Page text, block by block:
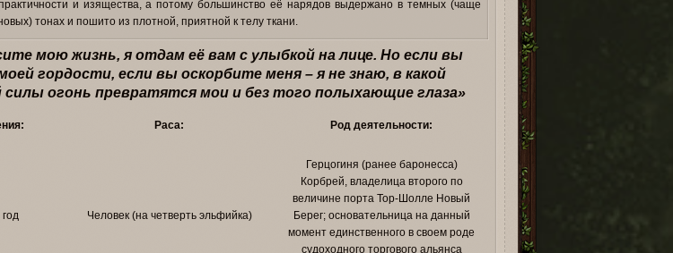
и изящества, а потому большинство её нарядов выдержано в темных (чаще
тонах и пошито из плотной, приятной к телу ткани.
мою жизнь, я отдам её вам с улыбкой на лице. Но если вы
гордости, если вы оскорбите меня – я не знаю, в какой
огонь превратятся мои и без того полыхающие глаза»
Раса: Род деятельности:
Человек (на четверть эльфийка)
Герцогиня (ранее баронесса)
Корбрей, владелица второго по
величине порта Тор-Шолле Новый
Берег; основательница на данный
момент единственного в своем роде
судоходного торгового альянса